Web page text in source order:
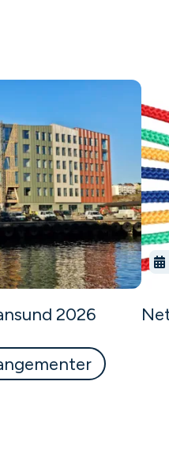
2026